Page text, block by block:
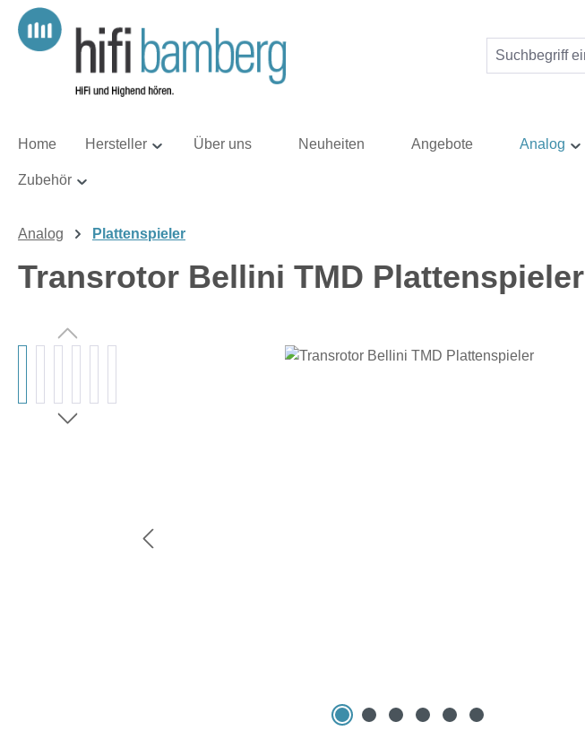
Hauptinhalt springen
Zur Suche springen
Zur Hauptnavigation springen
Home Hersteller Über uns Neuheiten Angebote Analog
Zubehör
Analog Plattenspieler
Transrotor Bellini TMD Plattenspieler